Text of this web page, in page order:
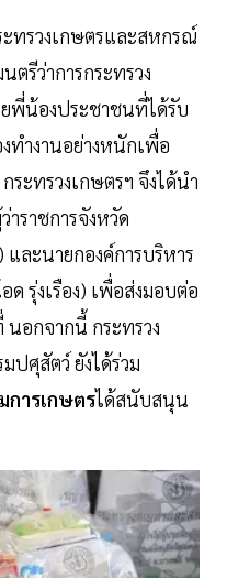
ทรวงเกษตรและสหกรณ์
ตรีว่าการกระทรวง
พี่น้องประชาชนที่ได้รับ
ทำงานอย่างหนักเพื่อ
ะทรวงเกษตรฯ จึงได้นำ
ราชการจังหวัด
ละนายกองค์การบริหาร
รุ่งเรือง) เพื่อส่งมอบต่อ
อกจากนี้ กระทรวง
ปศุสัตว์ ยังได้ร่วม
การเกษตรได้สนับสนุน